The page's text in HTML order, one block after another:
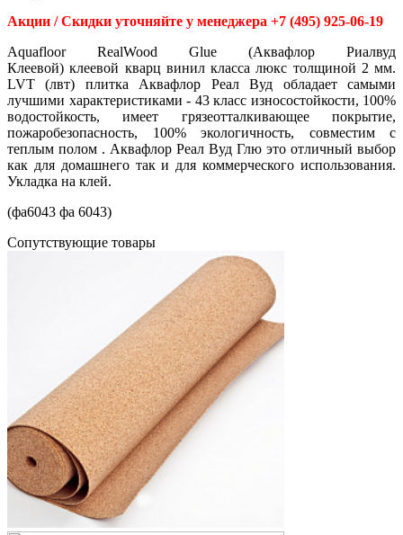
Акции / Скидки уточняйте у менеджера +7 (495) 925-06-19
Aquafloor RealWood Glue (Аквафлор Риалвуд
Клеевой) клеевой кварц винил класса люкс толщиной 2 мм.
LVT (лвт) плитка Аквафлор Реал Вуд обладает самыми
лучшими характеристиками - 43 класс износостойкости, 100%
водостойкость, имеет грязеотталкивающее покрытие,
пожаробезопасность, 100% экологичность, совместим с
теплым полом . Аквафлор Реал Вуд Глю это отличный выбор
как для домашнего так и для коммерческого использования.
Укладка на клей.
(фа6043 фа 6043)
Cопутствующие товары